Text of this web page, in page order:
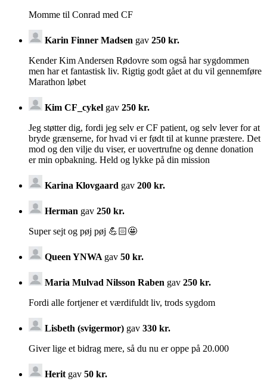
Momme til Conrad med CF
Karin Finner Madsen gav 250 kr.
Kender Kim Andersen Rødovre som også har sygdommen
men har et fantastisk liv. Rigtig godt gået at du vil gennemføre
Marathon løbet
Kim CF_cykel gav 250 kr.
Jeg støtter dig, fordi jeg selv er CF patient, og selv lever for at
bryde grænserne, for hvad vi er født til at kunne præstere. Det
mod og den vilje du viser, er uovertrufne og denne donation
er min opbakning. Held og lykke på din mission
Karina Klovgaard gav 200 kr.
Herman gav 250 kr.
Super sejt og pøj pøj 💪🏻🤩
Queen YNWA gav 50 kr.
Maria Mulvad Nilsson Raben gav 250 kr.
Fordi alle fortjener et værdifuldt liv, trods sygdom
Lisbeth (svigermor) gav 330 kr.
Giver lige et bidrag mere, så du nu er oppe på 20.000
Herit gav 50 kr.